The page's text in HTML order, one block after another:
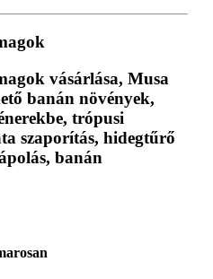
vásárlása, Musa
banán növények,
trópusi
szaporítás, hidegtűrő
banán